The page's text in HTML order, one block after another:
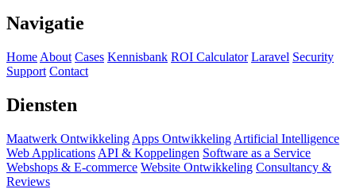
Navigatie
Home About Cases Kennisbank ROI Calculator Laravel Security
Support Contact
Diensten
Maatwerk Ontwikkeling Apps Ontwikkeling Artificial Intelligence
Web Applications API & Koppelingen Software as a Service
Webshops & E-commerce Website Ontwikkeling Consultancy &
Reviews